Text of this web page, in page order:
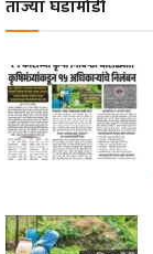
ताज्या घडामोडी